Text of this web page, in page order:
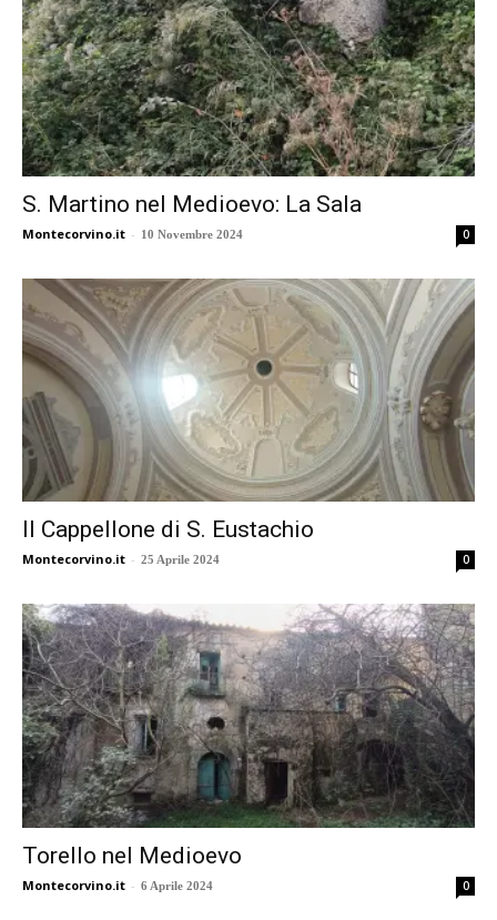
S. Martino nel Medioevo: La Sala
Montecorvino.it - 10 Novembre 2024 0
Il Cappellone di S. Eustachio
Montecorvino.it - 25 Aprile 2024 0
Torello nel Medioevo
Montecorvino.it - 6 Aprile 2024 0